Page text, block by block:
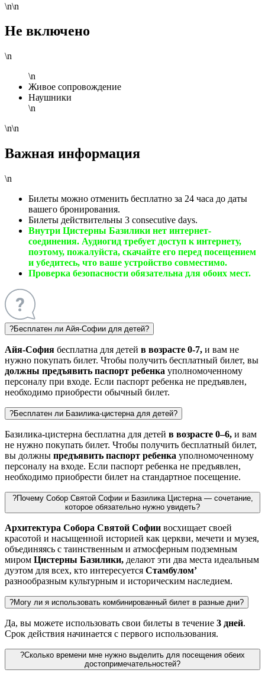
\n\n
Не включено
\n
\n
Живое сопровождение
Наушники
\n
\n\n
Важная информация
\n
Билеты можно отменить бесплатно за 24 часа до даты
вашего бронирования.
Билеты действительны 3 consecutive days.
Внутри Цистерны Базилики нет интернет-
соединения. Аудиогид требует доступ к интернету,
поэтому, пожалуйста, скачайте его перед посещением
и убедитесь, что ваше устройство совместимо.
Проверка безопасности обязательна для обоих мест.
?Бесплатен ли Айя-Софии для детей?
Айя-София бесплатна для детей в возрасте 0-7, и вам не
нужно покупать билет. Чтобы получить бесплатный билет, вы
должны предъявить паспорт ребенка уполномоченному
персоналу при входе. Если паспорт ребенка не предъявлен,
необходимо приобрести обычный билет.
?Бесплатен ли Базилика-цистерна для детей?
Базилика-цистерна бесплатна для детей в возрасте 0–6, и вам
не нужно покупать билет. Чтобы получить бесплатный билет,
вы должны предъявить паспорт ребенка уполномоченному
персоналу на входе. Если паспорт ребенка не предъявлен,
необходимо приобрести билет на стандартное посещение.
?Почему Собор Святой Софии и Базилика Цистерна — сочетание,
которое обязательно нужно увидеть?
Архитектура Собора Святой Софии восхищает своей
красотой и насыщенной историей как церкви, мечети и музея,
объединяясь с таинственным и атмосферным подземным
миром Цистерны Базилики, делают эти два места идеальным
дуэтом для всех, кто интересуется Стамбулом’
разнообразным культурным и историческим наследием.
?Могу ли я использовать комбинированный билет в разные дни?
Да, вы можете использовать свои билеты в течение 3 дней.
Срок действия начинается с первого использования.
?Сколько времени мне нужно выделить для посещения обеих
достопримечательностей?